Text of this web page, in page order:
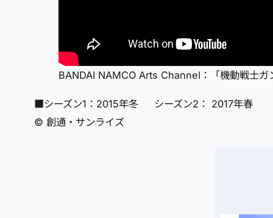
BANDAI NAMCO Arts Channel：「機動戦士
■シーズン1：2015年冬 シーズン2： 2017年春
© 創通・サンライズ